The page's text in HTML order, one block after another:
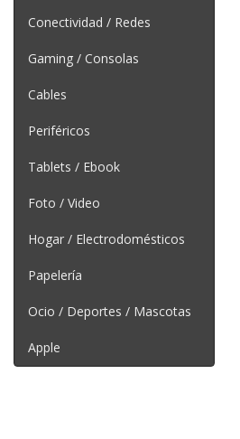
Conectividad / Redes
Gaming / Consolas
Cables
Periféricos
Tablets / Ebook
Foto / Video
Hogar / Electrodomésticos
Papelería
Ocio / Deportes / Mascotas
Apple